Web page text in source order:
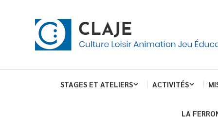
Claje
STAGES ET ATELIERS ACTIVITÉS
LA